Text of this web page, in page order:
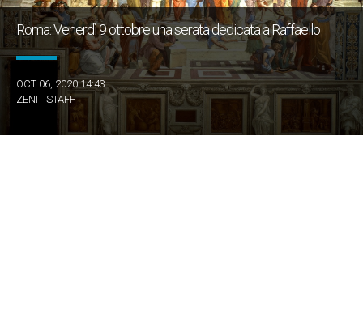
Roma: Venerdì 9 ottobre una serata dedicata a Raffaello
OCT 06, 2020 14:43
ZENIT STAFF